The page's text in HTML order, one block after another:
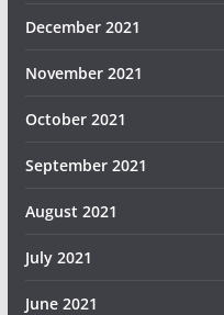
December 2021
November 2021
October 2021
September 2021
August 2021
July 2021
June 2021